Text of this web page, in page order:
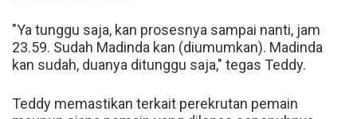
"Ya tunggu saja, kan prosesnya sampai nanti, jam
23.59. Sudah Madinda kan (diumumkan). Madinda
kan sudah, duanya ditunggu saja," tegas Teddy.
Teddy memastikan terkait perekrutan pemain